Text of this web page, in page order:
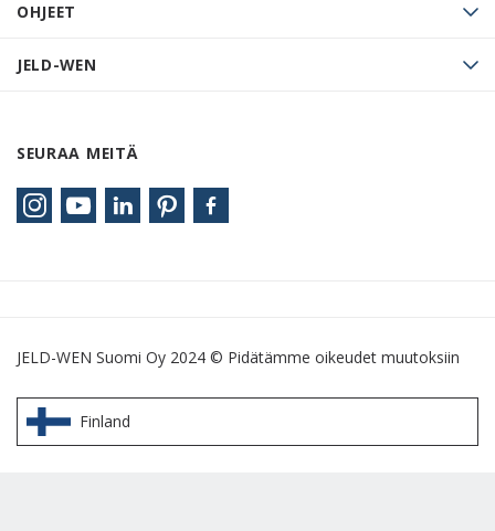
OHJEET
JELD-WEN
SEURAA MEITÄ
JELD-WEN Suomi Oy 2024 © Pidätämme oikeudet muutoksiin
Finland